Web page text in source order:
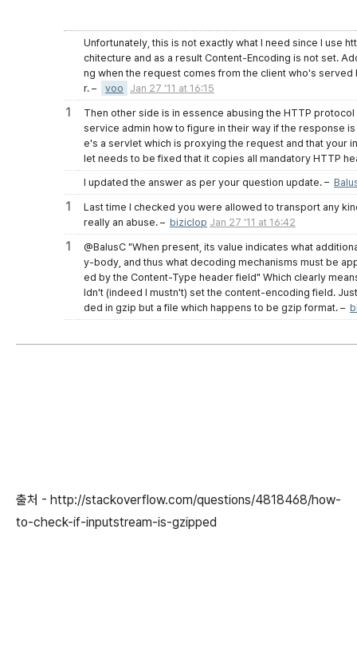
Unfortunately, this is not exactly what I need since I use
chitecture and as a result Content-Encoding is not set.
ng when the request comes from the client who's
r. – voo Jan 27 '11 at 16:15
1
Then other side is in essence abusing the HTTP
service admin how to figure in their way if the response
e's a servlet which is proxying the request and that your
let needs to be fixed that it copies all mandatory HTTP
I updated the answer as per your question update. –
1
Last time I checked you were allowed to transport any
really an abuse. – biziclop Jan 27 '11 at 16:42
1
@BalusC "When present, its value indicates what
y-body, and thus what decoding mechanisms must be
ed by the Content-Type header field" Which clearly
ldn't (indeed I mustn't) set the content-encoding field.
ded in gzip but a file which happens to be gzip format. –
출처 - http://stackoverflow.com/questions/4818468/how-
to-check-if-inputstream-is-gzipped